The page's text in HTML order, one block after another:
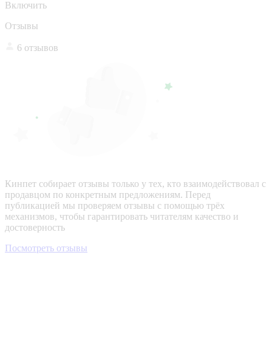
Включить
Отзывы
6 отзывов
Кинпет собирает отзывы только у тех, кто взаимодействовал с
продавцом по конкретным предложениям. Перед
публикацией мы проверяем отзывы с помощью трёх
механизмов, чтобы гарантировать читателям качество и
достоверность
Посмотреть отзывы